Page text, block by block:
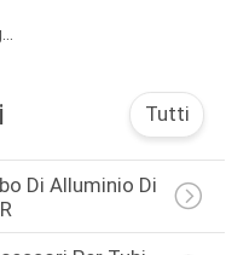
Tutti
Di Alluminio Di